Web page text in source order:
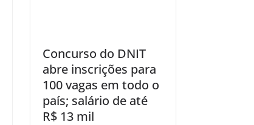
Concurso do DNIT
abre inscrições para
100 vagas em todo o
país; salário de até
R$ 13 mil